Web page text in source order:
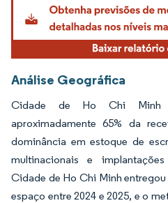
Análise Geográfica
Cidade de Ho Chi Minh
aproximadamente 65% da
dominância em estoque de
multinacionais e
Cidade de Ho Chi Minh
espaço entre 2024 e 2025, e o